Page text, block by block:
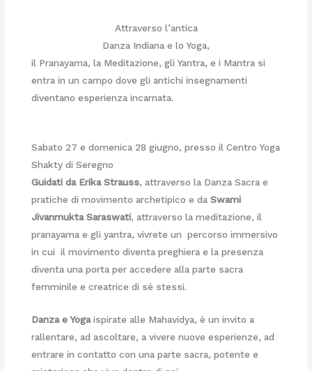
Attraverso l’antica
Danza Indiana e lo Yoga,
il Pranayama, la Meditazione, gli Yantra, e i Mantra si
entra in un campo dove gli antichi insegnamenti
diventano esperienza incarnata.
Sabato 27 e domenica 28 giugno, presso il Centro Yoga
Shakty di Seregno
Guidati da Erika Strauss, attraverso la Danza Sacra e
pratiche di movimento archetipico e daSwami
Jivanmukta Saraswati, attraverso la meditazione, il
pranayama e gli yantra, vivrete un percorso immersivo
in cui il movimento diventa preghiera e la presenza
diventa una porta per accedere alla parte sacra
femminile e creatrice di sé stessi.
Danza e Yogaispirate alle Mahavidya, è un invito a
rallentare, ad ascoltare, a vivere nuove esperienze, ad
entrare in contatto con una parte sacra, potente e